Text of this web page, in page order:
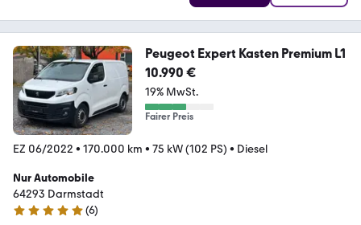
Peugeot Expert Kasten Premium L1
10.990 €
19% MwSt.
Fairer Preis
EZ 06/2022 • 170.000 km • 75 kW (102 PS) • Diesel
Nur Automobile
64293 Darmstadt
5 Sterne
(6)